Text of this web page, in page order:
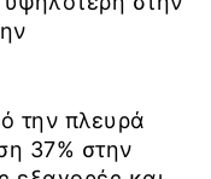
την πλευρά
37% στην